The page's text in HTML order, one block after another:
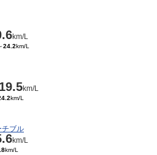
km/L
24.2km/L
19.5km/L
km/L
チブル
km/L
km/L